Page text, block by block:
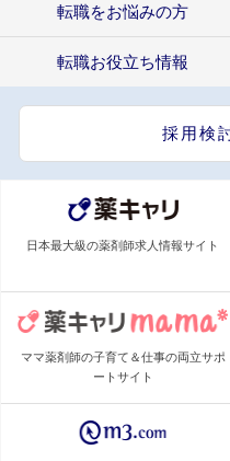
転職をお悩みの方
転職お役立ち情報
採用検
日本最大級の薬剤師求人情報サイト
ママ薬剤師の子育て＆仕事の両立サポ
ートサイト